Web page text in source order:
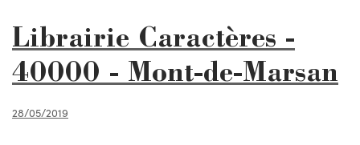
Librairie Caractères -
40000 - Mont-de-Marsan
28/05/2019